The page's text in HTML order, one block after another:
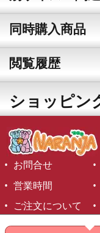
同時購入商品
閲覧履歴
ショッピン
お問合せ
営業時間
ご注文について
©1999-2026